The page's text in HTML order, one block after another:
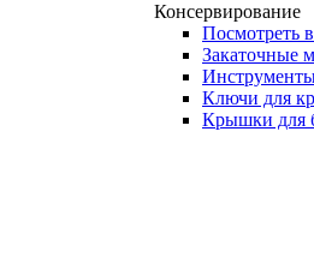
Консервирование
Посмотреть
Закаточные
Ключи для
Крышки для